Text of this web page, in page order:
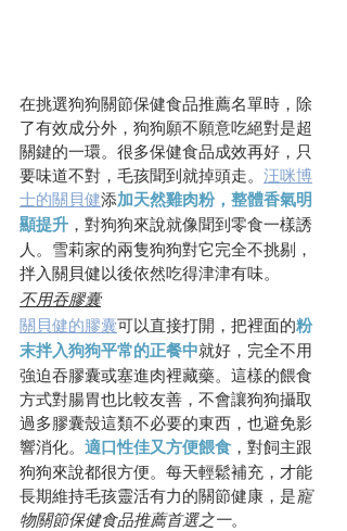
在挑選狗狗關節保健食品推薦名單時，除
了有效成分外，狗狗願不願意吃絕對是超
關鍵的一環。很多保健食品成效再好，只
要味道不對，毛孩聞到就掉頭走。 汪咪博
士的關貝健添加天然雞肉粉，整體香氣明
顯提升 ，對狗狗來說就像聞到零食一樣誘
人。雪莉家的兩隻狗狗對它完全不挑剔，
拌入關貝健以後依然吃得津津有味。
不用吞膠囊
關貝健的膠囊可以直接打開，把裡面的粉
末拌入狗狗平常的正餐中就好，完全不用
強迫吞膠囊或塞進肉裡藏藥。這樣的餵食
方式對腸胃也比較友善，不會讓狗狗攝取
過多膠囊殼這類不必要的東西，也避免影
響消化。 適口性佳又方便餵食 ，對飼主跟
狗狗來說都很方便。每天輕鬆補充，才能
長期維持毛孩靈活有力的關節健康，是寵
物關節保健食品推薦首選之一。